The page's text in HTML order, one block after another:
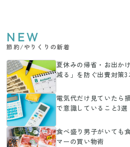
NEW
節約/やりくりの新着
夏休みの帰省・お出か
減る」を防ぐ出費対策3
電気代だけ見ていたら
で意識していること3選
食べ盛り男子がいても
マーの買い物術